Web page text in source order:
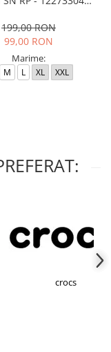
199,00 RON
99,00 RON
Marime:
M L XL XXL